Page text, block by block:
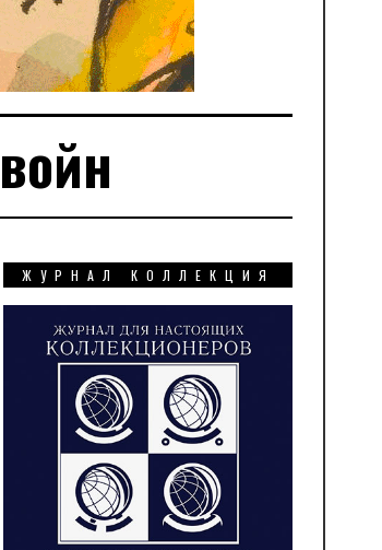
ЖУРНАЛ КОЛЛЕКЦИЯ